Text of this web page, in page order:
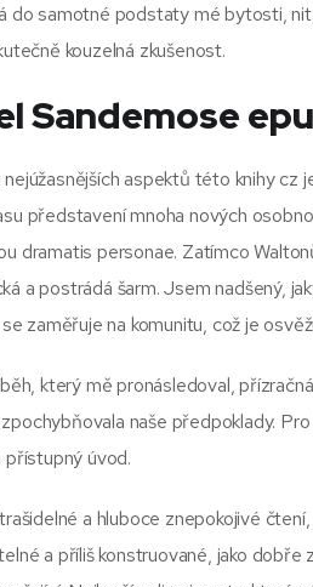
do samotné podstaty mé bytosti,
kouzelná zkušenost.
Sandemose
aspektů této knihy
představení mnoha nových
dramatis personae. Zatímco
a postrádá šarm. Jsem nadšený,
zaměřuje na komunitu, což je
který mě pronásledoval,
naše předpoklady.
úvod.
a hluboce znepokojivé
a příliš konstruované, jako dobře